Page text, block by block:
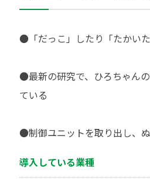
●「だっこ」したり「たかい
●最新の研究で、ひろちゃん
ている
●制御ユニットを取り出し、
導入している業種